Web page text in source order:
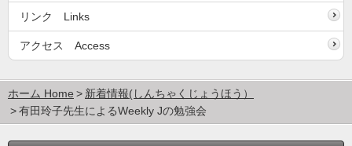
リンク Links
アクセス Access
ホーム Home
新着情報(しんちゃくじょうほう）
有田玲子先生によるWeekly Jの勉強会